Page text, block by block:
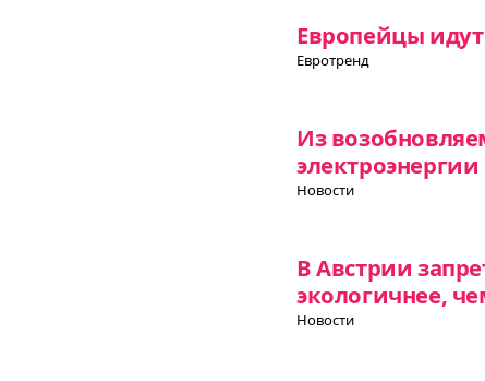
Европейцы
Евротренд
Из
электроэнергии
Новости
В Австрии
экологичнее,
Новости